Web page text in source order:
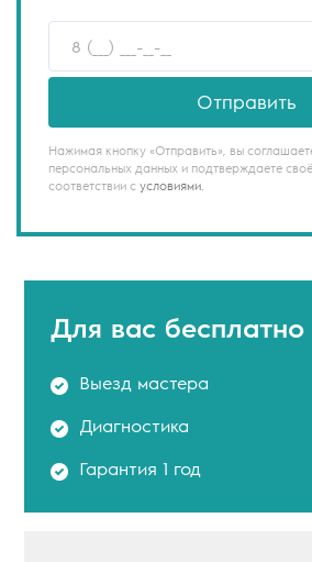
Отправить
Нажимая кнопку «Отправить», вы
персональных данных и подтверждаете
соответствии с условиями.
Для вас бесплатно
Выезд мастера
Диагностика
Гарантия 1 год